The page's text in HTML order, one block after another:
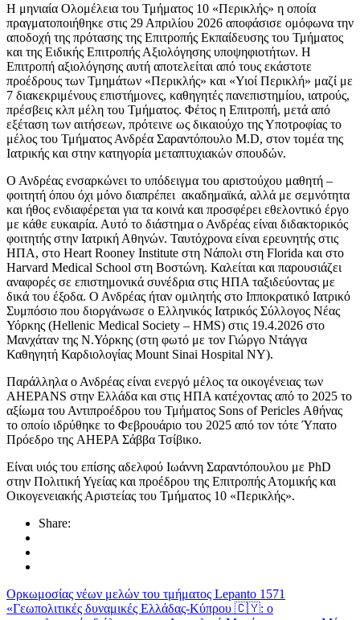
Η μηνιαία Ολομέλεια του Τμήματος 10 «Περικλής» η οποία
πραγματοποιήθηκε στις 29 Απριλίου 2026 αποφάσισε ομόφωνα την
αποδοχή της πρότασης της Επιτροπής Εκπαίδευσης του Τμήματος
και της Ειδικής Επιτροπής Αξιολόγησης υποψηφιοτήτων. Η
Επιτροπή αξιολόγησης αυτή αποτελείται από τους εκάστοτε
προέδρους των Τμημάτων «Περικλής» και «Υιοί Περικλή» μαζί με
7 διακεκριμένους επιστήμονες, καθηγητές πανεπιστημίου, ιατρούς,
πρέσβεις κλπ μέλη του Τμήματος. Φέτος η Επιτροπή, μετά από
εξέταση των αιτήσεων, πρότεινε ως δικαιούχο της Υποτροφίας το
μέλος του Τμήματος Ανδρέα Σαραντόπουλο M.D, στον τομέα της
Ιατρικής και στην κατηγορία μεταπτυχιακών σπουδών.
Ο Ανδρέας ενσαρκώνει το υπόδειγμα του αριστούχου μαθητή –
φοιτητή όπου όχι μόνο διαπρέπει ακαδημαϊκά, αλλά με σεμνότητα
και ήθος ενδιαφέρεται για τα κοινά και προσφέρει εθελοντικό έργο
με κάθε ευκαιρία. Αυτό το διάστημα ο Ανδρέας είναι διδακτορικός
φοιτητής στην Ιατρική Αθηνών. Ταυτόχρονα είναι ερευνητής στις
ΗΠΑ, στο Heart Rooney Institute στη Νάπολι στη Florida και στο
Harvard Medical School στη Βοστώνη. Καλείται και παρουσιάζει
αναφορές σε επιστημονικά συνέδρια στις ΗΠΑ ταξιδεύοντας με
δικά του έξοδα. Ο Ανδρέας ήταν ομιλητής στο Ιπποκρατικό Ιατρικό
Συμπόσιο που διοργάνωσε ο Ελληνικός Ιατρικός Σύλλογος Νέας
Υόρκης (Hellenic Medical Society – HMS) στις 19.4.2026 στο
Μανχάταν της Ν.Υόρκης (στη φωτό με τον Γιώργο Ντάγγα
Καθηγητή Καρδιολογίας Mount Sinai Hospital NY).
Παράλληλα ο Ανδρέας είναι ενεργό μέλος τα οικογένειας των
AHEPANS στην Ελλάδα και στις ΗΠΑ κατέχοντας από το 2025 το
αξίωμα του Αντιπροέδρου του Τμήματος Sons of Pericles Αθήνας
το οποίο ιδρύθηκε το Φεβρουάριο του 2025 από τον τότε Ύπατο
Πρόεδρο της AHEPA Σάββα Τσίβικο.
Είναι υιός του επίσης αδελφού Ιωάννη Σαραντόπουλου με PhD
στην Πολιτική Υγείας και προέδρου της Επιτροπής Ατομικής και
Οικογενειακής Αριστείας του Τμήματος 10 «Περικλής».
Share:
Ορκωμοσίας νέων μελών του τμήματος Lepanto 1571
«Γεωπολιτικές δυναμικές Ελλάδας-Κύπρου 🇨🇾: ο